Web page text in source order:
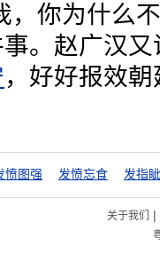
，你为什么
。赵广汉
，好好报效朝
愤图强 发愤忘食 发指
关于我们 |